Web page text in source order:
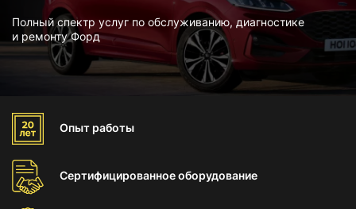
Полный спектр услуг по обслуживанию, диагностике
и ремонту Форд
Опыт работы
Сертифицированноеоборудование